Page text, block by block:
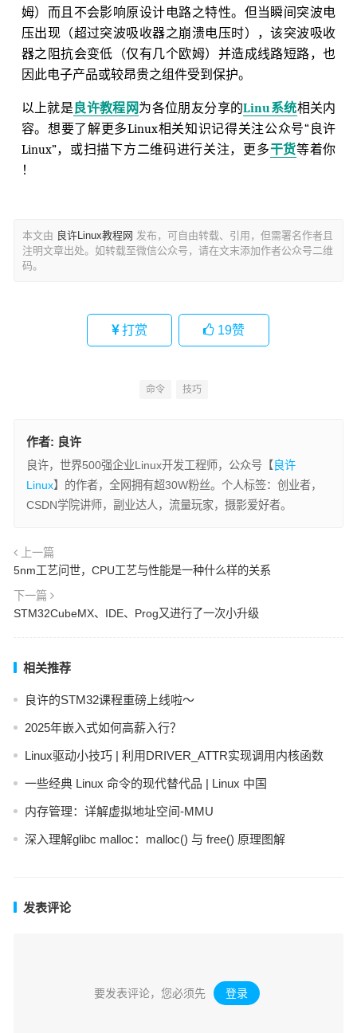
姆）而且不会影响原设计电路之特性。但当瞬间突波电
压出现（超过突波吸收器之崩溃电压时），该突波吸收
器之阻抗会变低（仅有几个欧姆）并造成线路短路，也
因此电子产品或较昂贵之组件受到保护。
以上就是良许教程网为各位朋友分享的Linu系统相关内
容。想要了解更多Linux相关知识记得关注公众号“良许
Linux”，或扫描下方二维码进行关注，更多干货等着你
！
本文由 良许Linux教程网 发布，可自由转载、引用，但需署名作者且
注明文章出处。如转载至微信公众号，请在文末添加作者公众号二维
码。
打赏 19赞
命令 技巧
作者: 良许
良许，世界500强企业Linux开发工程师，公众号【 良许
Linux】的作者，全网拥有超30W粉丝。个人标签：创业者，
CSDN学院讲师，副业达人，流量玩家，摄影爱好者。
上一篇
5nm工艺问世，CPU工艺与性能是一种什么样的关系
下一篇
STM32CubeMX、IDE、Prog又进行了一次小升级
相关推荐
良许的STM32课程重磅上线啦～
2025年嵌入式如何高薪入行？
Linux驱动小技巧 | 利用DRIVER_ATTR实现调用内核函数
一些经典 Linux 命令的现代替代品 | Linux 中国
内存管理：详解虚拟地址空间-MMU
深入理解glibc malloc：malloc() 与 free() 原理图解
发表评论
要发表评论，您必须先 登录 。